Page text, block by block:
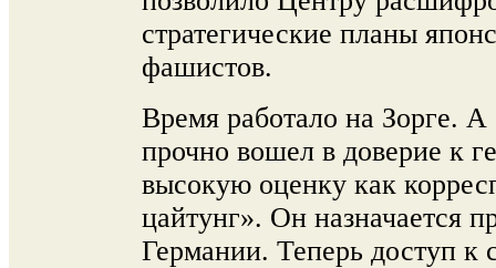
стратегические планы
фашистов.
Время работало на Зорге.
прочно вошел в доверие к
высокую оценку как
цайтунг». Он назначается
Германии. Теперь доступ к